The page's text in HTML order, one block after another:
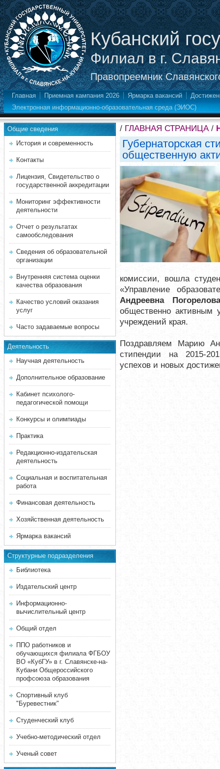
Кубанский
Филиал в г.
Правопреемник
Главная Приемная кампания 2026 Ярмарка вакансий
Электронная информационно-образовательная среда (ЭИОС)
Общие сведения
История и современность
Контакты
Лицензия, Свидетельство о
государственной аккредитации
Мониторинг эффективности
деятельности
Отчет о результатах
самообследования
Сведения об образовательной
организации
Внутренняя система оценки
качества образования
Качество условий оказания
услуг
Часто задаваемые вопросы
Деятельность
Научная деятельность
Дополнительное образование
Кабинет психолого-
педагогической помощи
Конкурсы и олимпиады
Практика
Редакционно-издательская
деятельность
Социальная и воспитательная
работа
Финансовая деятельность
Хозяйственная деятельность
Ярмарка вакансий
Структурные подразделения
Библиотека
Издательский центр
Информационно-
вычислительный центр
Общий отдел
ППО работников и
обучающихся филиала ФГБОУ
ВО «КубГУ» в г. Славянске-на-
Кубани Общероссийского
профсоюза образования
Спортивный клуб
"Буревестник"
Студенческий клуб
Учебно-методический отдел
Ученый совет
/ ГЛАВНАЯ СТРАНИЦА/
Губернаторская
общественную
комиссии, вошла
«Управление
Андреевна Погорелова
общественно активным
учреждений края.
Поздравляем Марию
стипендии на 2015-
успехов и новых